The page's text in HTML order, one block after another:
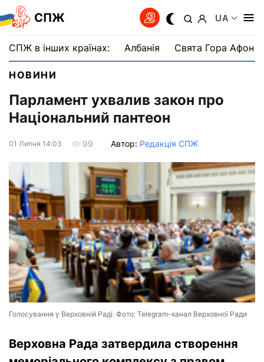
СПЖ UA
СПЖ в інших країнах: Албанія Свята Гора Афон
НОВИНИ
Парламент ухвалив закон про
Національний пантеон
01 Липня 14:03 99 Автор: Редакція СПЖ
Голосування у Верховній Раді. Фото: Telegram-канал Верховної Ради
Верховна Рада затвердила створення